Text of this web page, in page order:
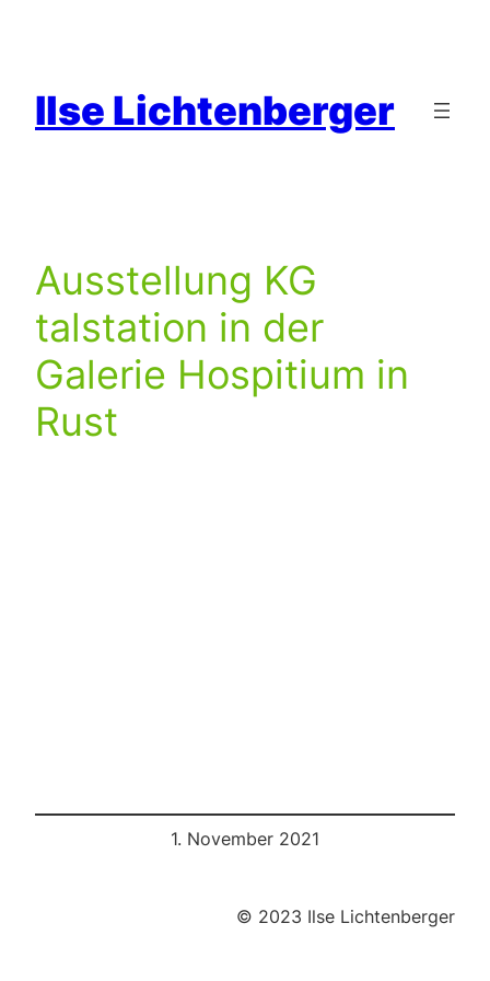
Ilse Lichtenberger
Ausstellung KG
talstation in der
Galerie Hospitium in
Rust
1. November 2021
© 2023 Ilse Lichtenberger